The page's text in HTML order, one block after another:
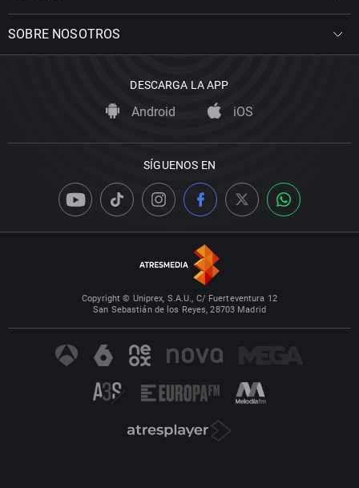
SOBRE NOSOTROS
DESCARGA LA APP
Android iOS
SÍGUENOS EN
Copyright © Uniprex, S.A.U., C/ Fuerteventura 12
San Sebastián de los Reyes, 28703 Madrid